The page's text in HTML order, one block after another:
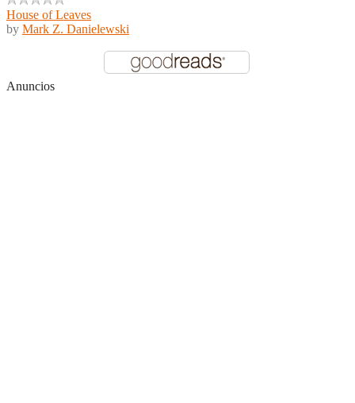
House of Leaves
by Mark Z. Danielewski
Anuncios